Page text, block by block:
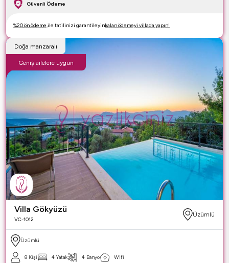
Güvenli Ödeme
%20 ön ödeme,ile tatilinizi garantileyinkalan ödemeyi villada yapın!
Doğa manzaralı
Geniş ailelere uygun
Villa Gökyüzü
VC-1012
Üzümlü
Üzümlü
8 Kişi 4 Yatak 4 Banyo Wifi